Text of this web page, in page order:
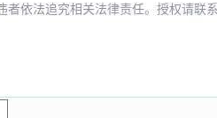
者依法追究相关法律责任。授权请联